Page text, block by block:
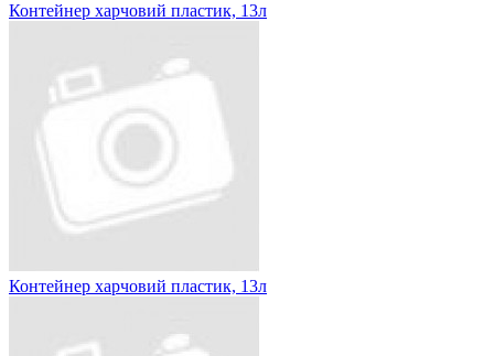
Контейнер харчовий пластик, 13л
Контейнер харчовий пластик, 13л